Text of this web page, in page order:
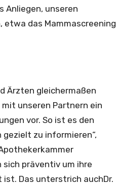
Anliegen, unseren
etwa das Mammascreening
Ärzten gleichermaßen
unseren Partnern ein
vor. So ist es den
zu informieren“,
sich präventiv um ihre
Das unterstrich auchDr.